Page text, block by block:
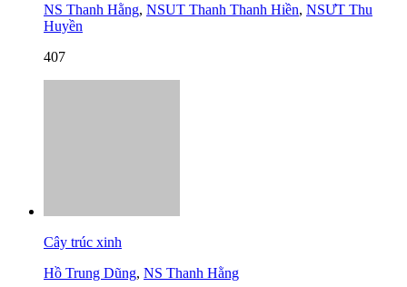
NS Thanh Hằng, NSUT Thanh Thanh Hiền, NSƯT Thu
Huyền
407
Cây trúc xinh
Hồ Trung Dũng, NS Thanh Hằng